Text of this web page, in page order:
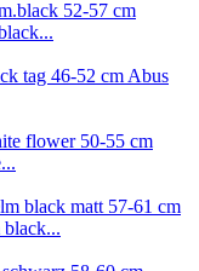
Abus